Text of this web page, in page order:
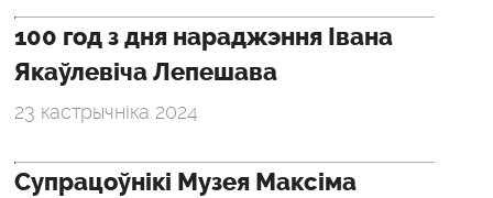
100 год з дня нараджэння Івана
Якаўлевіча Лепешава
23 кастрычніка 2024
Супрацоўнікі Музея Максіма